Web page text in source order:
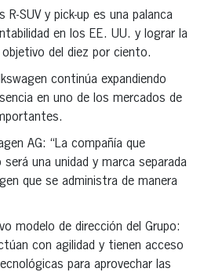
SUV y pick-up es una palanca
en los EE. UU. y lograr la
del diez por ciento.
continúa expandiendo
en uno de los mercados de
AG: “La compañía que
una unidad y marca separada
que se administra de manera
modelo de dirección del Grupo:
con agilidad y tienen acceso
para aprovechar las